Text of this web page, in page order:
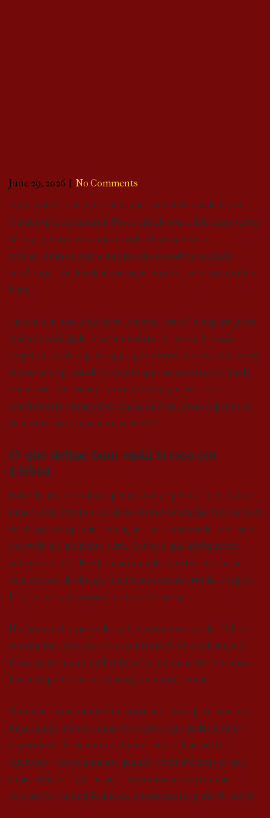
June 29, 2026 | No Comments
Nem todo o sushi em Lisboa merece ser chamado fresco.
Quando procuras sushi fresco em Lisboa, a diferença sente-
se logo no primeiro prato: no brilho do peixe, na
temperatura do arroz, na precisão do corte e naquela
confiança rara de saber que estás no sítio certo para jantar
bem.
Lisboa tem hoje uma oferta enorme. Isso é bom para quem
gosta de variedade, mas também torna a escolha mais
exigente. Entre espaços que apostam no volume, conceitos
demasiado apressados e menus que parecem todos iguais,
encontrar um restaurante que entregue frescura,
consistência e uma experiência cuidada já não depende só
da localização. Depende do detalhe.
O que define bom sushi fresco em
Lisboa
Falar de frescura não é apenas falar de peixe cru. É falar de
uma cadeia inteira de decisões bem executadas. O peixe tem
de chegar em óptimas condições, ser conservado com rigor
e servido no momento certo. O arroz, que muita gente
subestima, tem de estar equilibrado, com textura certa,
sem excesso de vinagre nem temperatura errada. E depois
há o corte, a proporção, o ritmo do serviço.
Um bom restaurante de sushi não tenta esconder falhas
com molhos em excesso ou combinações barulhentas. A
frescura vê-se na simplicidade. Quando a matéria-prima é
boa, não precisa de artifícios para impressionar.
Também conta o ambiente em redor. Um espaço cuidado,
uma equipa atenta e uma operação organizada elevam a
experiência. Para muitos clientes em Lisboa, isso faz
diferença – especialmente quando o jantar é mais do que
uma refeição rápida e passa a ser um encontro, uma
celebração ou simplesmente um momento para abrandar.